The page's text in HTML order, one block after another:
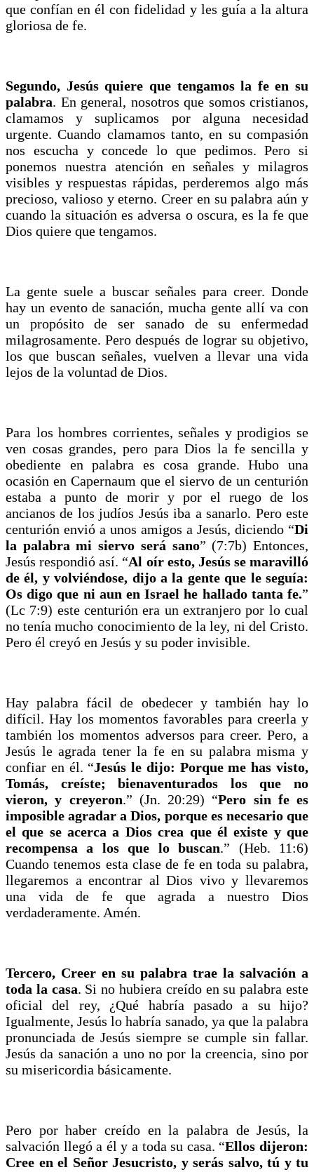
que confían en él con fidelidad y les guía a la altura
gloriosa de fe.
Segundo, Jesús quiere que tengamos la fe en su
palabra. En general, nosotros que somos cristianos,
clamamos y suplicamos por alguna necesidad
urgente. Cuando clamamos tanto, en su compasión
nos escucha y concede lo que pedimos. Pero si
ponemos nuestra atención en señales y milagros
visibles y respuestas rápidas, perderemos algo más
precioso, valioso y eterno. Creer en su palabra aún y
cuando la situación es adversa o oscura, es la fe que
Dios quiere que tengamos.
La gente suele a buscar señales para creer. Donde
hay un evento de sanación, mucha gente allí va con
un propósito de ser sanado de su enfermedad
milagrosamente. Pero después de lograr su objetivo,
los que buscan señales, vuelven a llevar una vida
lejos de la voluntad de Dios.
Para los hombres corrientes, señales y prodigios se
ven cosas grandes, pero para Dios la fe sencilla y
obediente en palabra es cosa grande. Hubo una
ocasión en Capernaum que el siervo de un centurión
estaba a punto de morir y por el ruego de los
ancianos de los judíos Jesús iba a sanarlo. Pero este
centurión envió a unos amigos a Jesús, diciendo “Di
la palabra mi siervo será sano” (7:7b) Entonces,
Jesús respondió así. “Al oír esto, Jesús se maravilló
de él, y volviéndose, dijo a la gente que le seguía:
Os digo que ni aun en Israel he hallado tanta fe.”
(Lc 7:9) este centurión era un extranjero por lo cual
no tenía mucho conocimiento de la ley, ni del Cristo.
Pero él creyó en Jesús y su poder invisible.
Hay palabra fácil de obedecer y también hay lo
difícil. Hay los momentos favorables para creerla y
también los momentos adversos para creer. Pero, a
Jesús le agrada tener la fe en su palabra misma y
confiar en él. “Jesús le dijo: Porque me has visto,
Tomás, creíste; bienaventurados los que no
vieron, y creyeron.” (Jn. 20:29) “Pero sin fe es
imposible agradar a Dios, porque es necesario que
el que se acerca a Dios crea que él existe y que
recompensa a los que lo buscan.” (Heb. 11:6)
Cuando tenemos esta clase de fe en toda su palabra,
llegaremos a encontrar al Dios vivo y llevaremos
una vida de fe que agrada a nuestro Dios
verdaderamente. Amén.
Tercero, Creer en su palabra trae la salvación a
toda la casa. Si no hubiera creído en su palabra este
oficial del rey, ¿Qué habría pasado a su hijo?
Igualmente, Jesús lo habría sanado, ya que la palabra
pronunciada de Jesús siempre se cumple sin fallar.
Jesús da sanación a uno no por la creencia, sino por
su misericordia básicamente.
Pero por haber creído en la palabra de Jesús, la
salvación llegó a él y a toda su casa. “Ellos dijeron:
Cree en el Señor Jesucristo, y serás salvo, tú y tu